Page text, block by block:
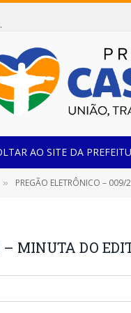
DO MUNICÍPIO DE CASTANHAL/PA)
AO SITE DA
» PREGÃO ELETRÔNICO – 009/
– MINUTA DO